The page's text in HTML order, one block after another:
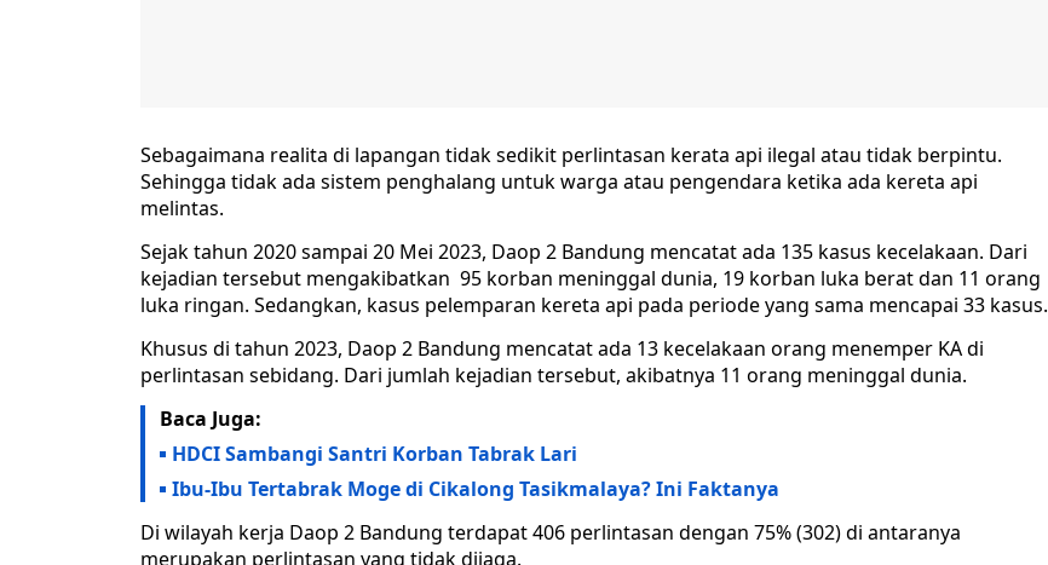
Sebagaimana realita di lapangan tidak sedikit perlintasan kerata api ilegal atau tidak berpintu.
Sehingga tidak ada sistem penghalang untuk warga atau pengendara ketika ada kereta api
melintas.
Sejak tahun 2020 sampai 20 Mei 2023, Daop 2 Bandung mencatat ada 135 kasus kecelakaan. Dari
kejadian tersebut mengakibatkan 95 korban meninggal dunia, 19 korban luka berat dan 11 orang
luka ringan. Sedangkan, kasus pelemparan kereta api pada periode yang sama mencapai 33 kasus.
Khusus di tahun 2023, Daop 2 Bandung mencatat ada 13 kecelakaan orang menemper KA di
perlintasan sebidang. Dari jumlah kejadian tersebut, akibatnya 11 orang meninggal dunia.
Baca Juga:
HDCI Sambangi Santri Korban Tabrak Lari
Ibu-Ibu Tertabrak Moge di Cikalong Tasikmalaya? Ini Faktanya
Di wilayah kerja Daop 2 Bandung terdapat 406 perlintasan dengan 75% (302) di antaranya
merupakan perlintasan yang tidak dijaga.